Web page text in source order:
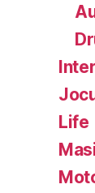
Life